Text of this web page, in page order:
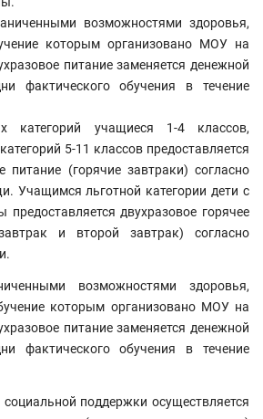
возможностями здоровья,
которым организовано МОУ на
питание заменяется денежной
фактического обучения в течение
категорий учащиеся 1-4 классов,
5-11 классов предоставляется
питание (горячие завтраки) согласно
Учащимся льготной категории дети с
двухразовое горячее
и второй завтрак) согласно
возможностями здоровья,
которым организовано МОУ на
питание заменяется денежной
фактического обучения в течение
поддержки осуществляется